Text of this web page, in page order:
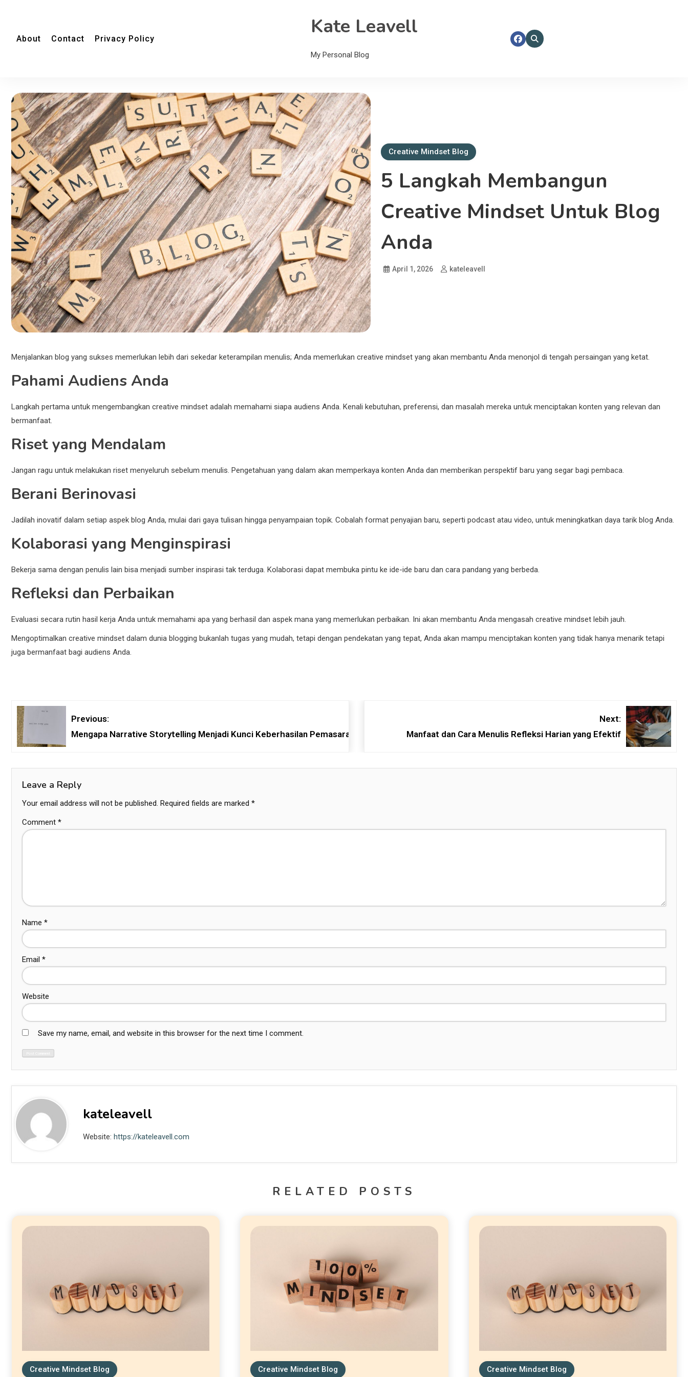
About Contact Privacy Policy Kate Leavell
My Personal Blog
Creative Mindset Blog
5 Langkah Membangun
Creative Mindset Untuk Blog
Anda
April 1, 2026 kateleavell
Menjalankan blog yang sukses memerlukan lebih dari sekedar keterampilan menulis; Anda memerlukan creative mindset yang akan membantu Anda menonjol di tengah persaingan yang ketat.
Pahami Audiens Anda
Langkah pertama untuk mengembangkan creative mindset adalah memahami siapa audiens Anda. Kenali kebutuhan, preferensi, dan masalah mereka untuk menciptakan konten yang relevan dan
bermanfaat.
Riset yang Mendalam
Jangan ragu untuk melakukan riset menyeluruh sebelum menulis. Pengetahuan yang dalam akan memperkaya konten Anda dan memberikan perspektif baru yang segar bagi pembaca.
Berani Berinovasi
Jadilah inovatif dalam setiap aspek blog Anda, mulai dari gaya tulisan hingga penyampaian topik. Cobalah format penyajian baru, seperti podcast atau video, untuk meningkatkan daya tarik blog Anda.
Kolaborasi yang Menginspirasi
Bekerja sama dengan penulis lain bisa menjadi sumber inspirasi tak terduga. Kolaborasi dapat membuka pintu ke ide-ide baru dan cara pandang yang berbeda.
Refleksi dan Perbaikan
Evaluasi secara rutin hasil kerja Anda untuk memahami apa yang berhasil dan aspek mana yang memerlukan perbaikan. Ini akan membantu Anda mengasah creative mindset lebih jauh.
Mengoptimalkan creative mindset dalam dunia blogging bukanlah tugas yang mudah, tetapi dengan pendekatan yang tepat, Anda akan mampu menciptakan konten yang tidak hanya menarik tetapi
juga bermanfaat bagi audiens Anda.
Previous:
Mengapa Narrative Storytelling Menjadi Kunci Keberhasilan Pemasaran Modern
Next:
Manfaat dan Cara Menulis Refleksi Harian yang Efektif
Leave a Reply
Your email address will not be published. Required fields are marked *
Comment *
Name *
Email *
Website
Save my name, email, and website in this browser for the next time I comment.
kateleavell
Website: https://kateleavell.com
RELATED POSTS
Creative Mindset Blog Creative Mindset Blog Creative Mindset Blog